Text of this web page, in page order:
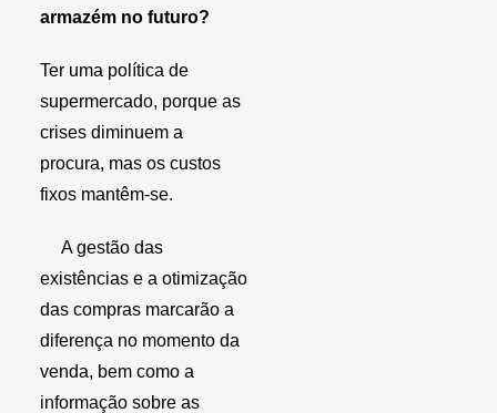
armazém no futuro?
Ter uma política de
supermercado, porque as
crises diminuem a
procura, mas os custos
fixos mantêm-se.
A gestão das
existências e a otimização
das compras marcarão a
diferença no momento da
venda, bem como a
informação sobre as